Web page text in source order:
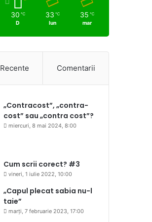
30 ℃
D
33 ℃
lun
35 ℃
mar
Recente Comentarii
„Contracost”, „contra-
cost” sau „contra cost”?
miercuri, 8 mai 2024, 8:00
Cum scrii corect? #3
vineri, 1 iulie 2022, 10:00
„Capul plecat sabia nu-l
taie”
marți, 7 februarie 2023, 17:00